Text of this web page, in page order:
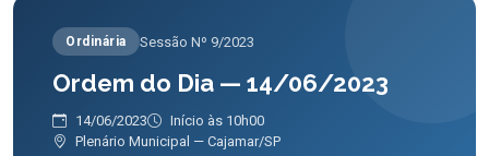
Ordinária Sessão Nº 9/2023
Ordem do Dia — 14/06/2023
14/06/2023
Início às 10h00
Plenário Municipal — Cajamar/SP